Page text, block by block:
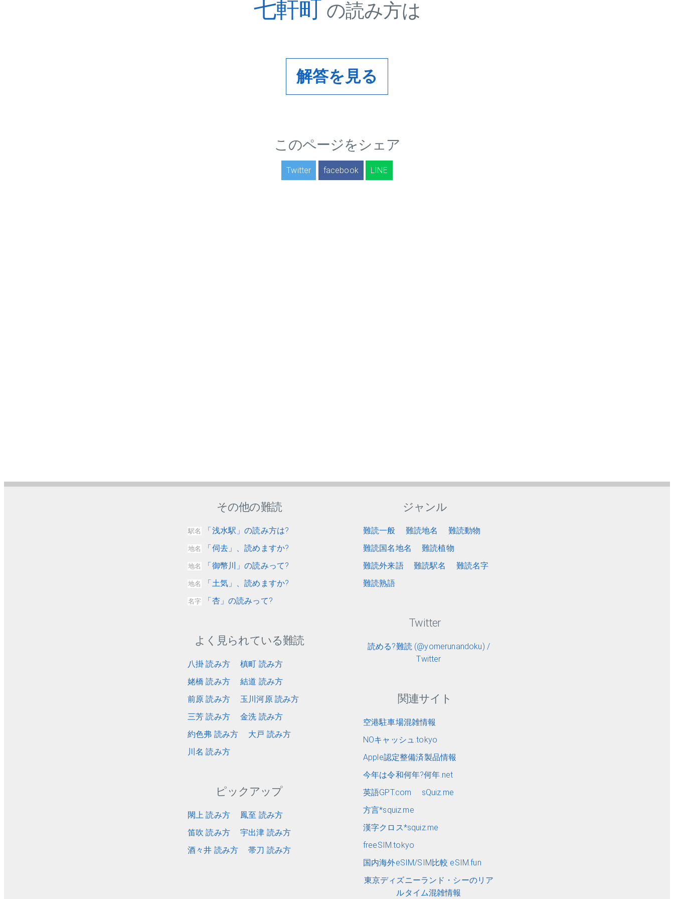
七軒町 の読み方は
解答を見る
このページをシェア
Twitter facebook LINE
その他の難読
駅名 「浅水駅」の読み方は?
地名 「伺去」、読めますか?
地名 「御幣川」の読みって?
地名 「土気」、読めますか?
名字 「杏」の読みって?
よく見られている難読
八掛 読み方
槙町 読み方
姥橋 読み方
結道 読み方
前原 読み方
玉川河原 読み方
三芳 読み方
金洗 読み方
約色弗 読み方
大戸 読み方
川名 読み方
ピックアップ
閖上 読み方
鳳至 読み方
笛吹 読み方
宇出津 読み方
酒々井 読み方
帯刀 読み方
ジャンル
難読一般 難読地名
難読動物
難読国名地名
難読植物
難読外来語
難読駅名
難読名字
難読熟語
Twitter
読める?難読 (@yomerunandoku) /
Twitter
関連サイト
空港駐車場混雑情報
NOキャッシュ.tokyo
Apple認定整備済製品情報
今年は令和何年?何年.net
英語GPT.com
sQuiz.me
方言*squiz.me
漢字クロス*squiz.me
freeSIM.tokyo
国内海外eSIM/SIM比較 eSIM.fun
東京ディズニーランド・シーのリア
ルタイム混雑情報